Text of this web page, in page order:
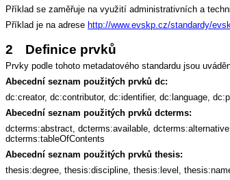
Příklad se zaměřuje na využití administrativních a
Příklad je na adrese http://www.evskp.cz/standardy/
2 Definice prvků
Prvky podle tohoto metadatového standardu jsou
Abecední seznam použitých prvků dc:
dc:creator, dc:contributor, dc:identifier, dc:language,
Abecední seznam použitých prvků dcterms:
dcterms:abstract, dcterms:available,
dcterms:tableOfContents
Abecední seznam použitých prvků thesis:
thesis:degree, thesis:discipline, thesis:level,